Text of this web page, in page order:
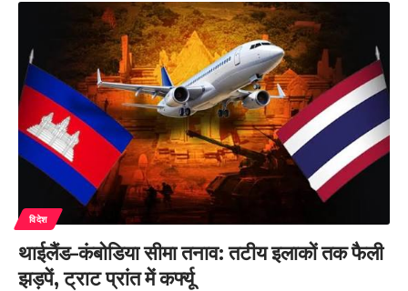
विदेश
थाईलैंड–कंबोडिया सीमा तनाव: तटीय इलाकों तक फैली
झड़पें, ट्राट प्रांत में कर्फ्यू